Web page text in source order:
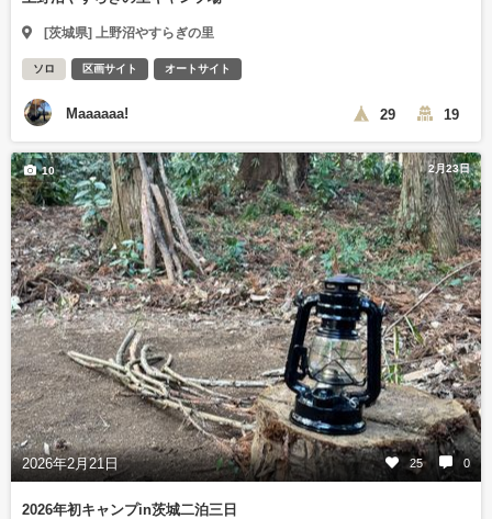
[茨城県] 上野沼やすらぎの里
ソロ 区画サイト オートサイト
Maaaaaa! 29 19
2月23日
2026年2月21日 25 0
10
2026年初キャンプin茨城二泊三日